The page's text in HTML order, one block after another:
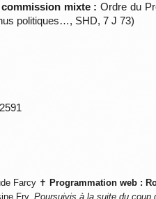
mixte : Ordre du
politiques…, SHD, 7 J 73)
Farcy ✝ Programmation web :
Fry, Poursuivis à la suite du coup